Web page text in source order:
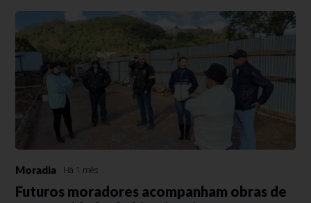
Moradia Há 1 mês
Futuros moradores acompanham obras de